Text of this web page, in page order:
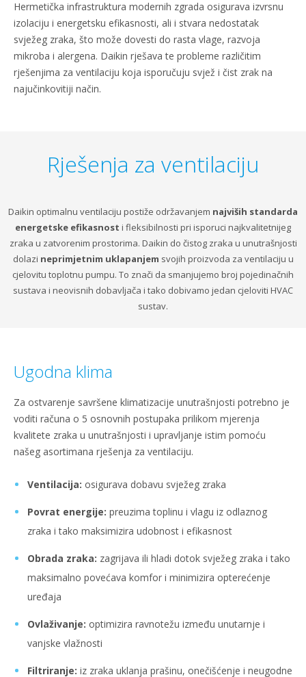
Hermetička infrastruktura modernih zgrada osigurava izvrsnu
izolaciju i energetsku efikasnosti, ali i stvara nedostatak
svježeg zraka, što može dovesti do rasta vlage, razvoja
mikroba i alergena. Daikin rješava te probleme različitim
rješenjima za ventilaciju koja isporučuju svjež i čist zrak na
najučinkovitiji način.
Rješenja za ventilaciju
Daikin optimalnu ventilaciju postiže održavanjem najviših standarda
energetske efikasnost i fleksibilnosti pri isporuci najkvalitetnijeg
zraka u zatvorenim prostorima. Daikin do čistog zraka u unutrašnjosti
dolazi neprimjetnim uklapanjem svojih proizvoda za ventilaciju u
cjelovitu toplotnu pumpu. To znači da smanjujemo broj pojedinačnih
sustava i neovisnih dobavljača i tako dobivamo jedan cjeloviti HVAC
sustav.
Ugodna klima
Za ostvarenje savršene klimatizacije unutrašnjosti potrebno je
voditi računa o 5 osnovnih postupaka prilikom mjerenja
kvalitete zraka u unutrašnjosti i upravljanje istim pomoću
našeg asortimana rješenja za ventilaciju.
Ventilacija: osigurava dobavu svježeg zraka
Povrat energije: preuzima toplinu i vlagu iz odlaznog
zraka i tako maksimizira udobnost i efikasnost
Obrada zraka: zagrijava ili hladi dotok svježeg zraka i tako
maksimalno povećava komfor i minimizira opterećenje
uređaja
Ovlaživanje: optimizira ravnotežu između unutarnje i
vanjske vlažnosti
Filtriranje: iz zraka uklanja prašinu, onečišćenje i neugodne